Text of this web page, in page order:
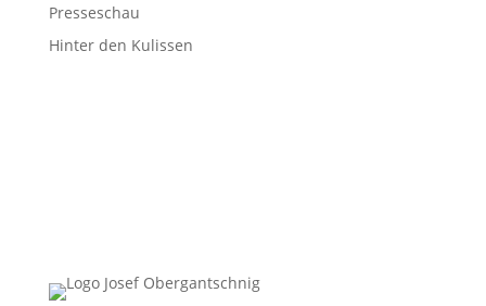
Presseschau
Hinter den Kulissen